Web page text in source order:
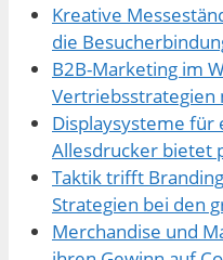
Kreative
die
B2B-Marketing im
Vertriebsstrategien
Displaysysteme
Allesdrucker bietet
Taktik trifft
Strategien bei den
Merchandise und